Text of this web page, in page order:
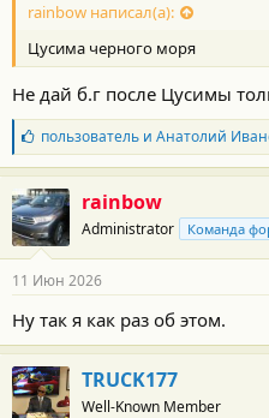
rainbow написал(а):
Цусима черного моря
Не дай б.г после Цусимы
Б
л
а
г
о
д
а
н
с
т
и
:
пользовательи Анатолий
rainbow
Administrator Команда
11 Июн 2026
Ну так я как раз об этом.
TRUCK177
Well-Known Member